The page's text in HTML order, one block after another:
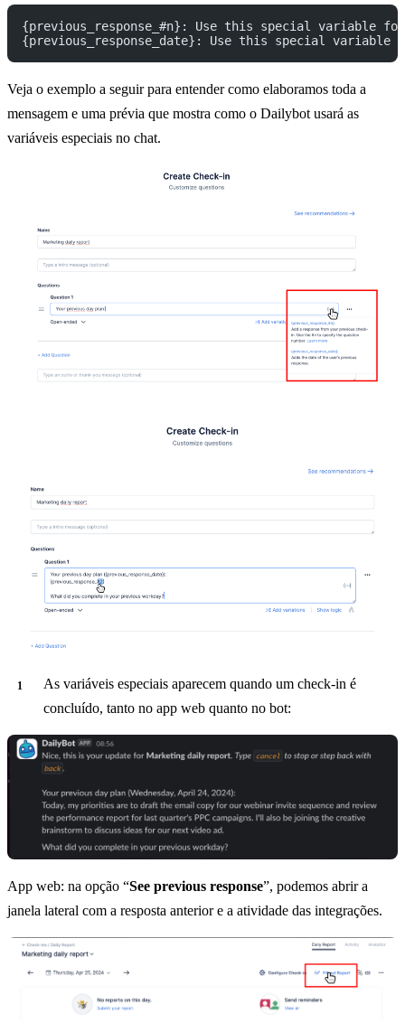
{previous_response_#n}: Use this special variable
{previous_response_date}: Use this special variable
Veja o exemplo a seguir para entender como elaboramos toda a
mensagem e uma prévia que mostra como o Dailybot usará as
variáveis especiais no chat.
As variáveis especiais aparecem quando um check-in é
concluído, tanto no app web quanto no bot:
App web: na opção “See previous response”, podemos abrir a
janela lateral com a resposta anterior e a atividade das integrações.